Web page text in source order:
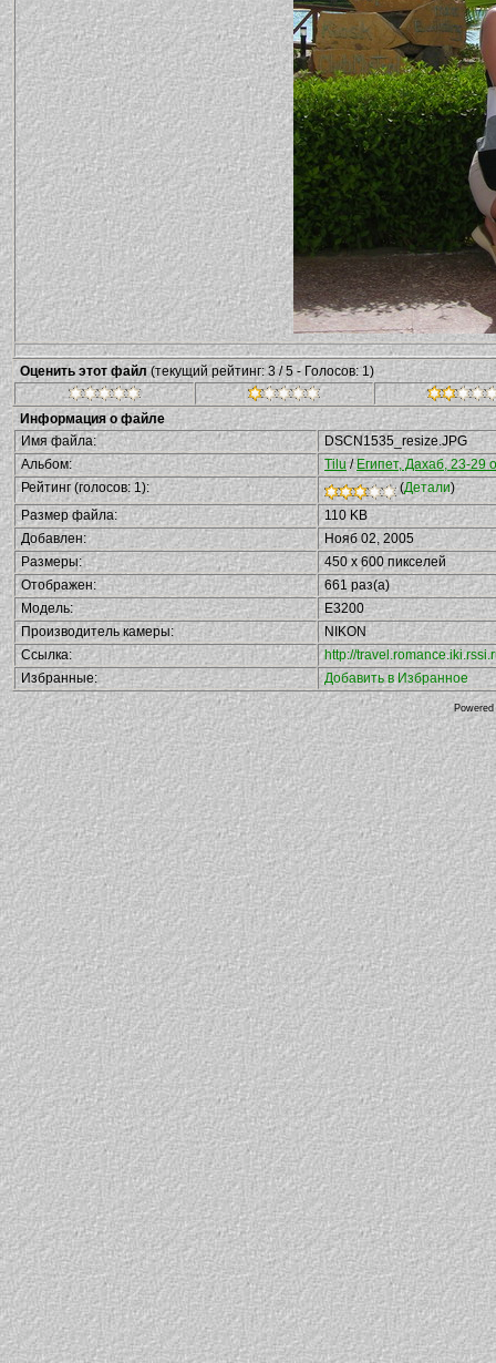
Оценить этот файл(текущий рейтинг: 3 / 5 - Голосов: 1)
Информация о файле
Имя файла:
DSCN1535_resize.JPG
Альбом:
Tilu/Египет, Дахаб, 23-29
Рейтинг (голосов: 1):
(Детали)
Размер файла:
110 KB
Добавлен:
Нояб 02, 2005
Размеры:
450 x 600 пикселей
Отображен:
661 раз(а)
Модель:
E3200
Производитель камеры:
NIKON
Ссылка:
http://
Избранные:
Добавить в Избранное